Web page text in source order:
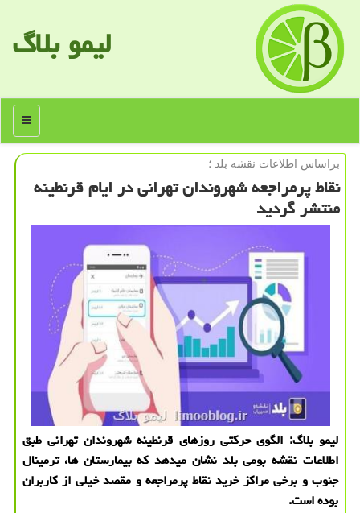
لیمو بلاگ
منو
براساس اطلاعات نقشه بلد ؛
نقاط پرمراجعه شهروندان تهرانی در ایام قرنطینه
منتشر گردید
لیمو بلاگ: الگوی حركتی روزهای قرنطینه شهروندان تهرانی طبق
اطلاعات نقشه بومی بلد نشان میدهد كه بیمارستان ها، ترمینال
جنوب و برخی مراكز خرید نقاط پرمراجعه و مقصد خیلی از كاربران
بوده است.